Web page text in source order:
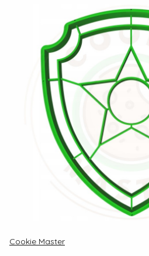
Cookie Master